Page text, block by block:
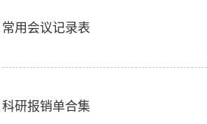
常用会议记录表
科研报销单合集